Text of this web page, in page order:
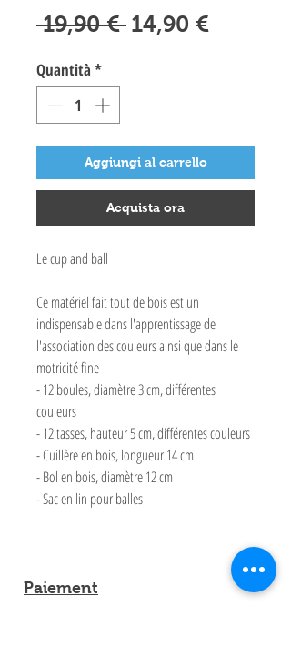
19,90 € Prezzo
14,90 €
Quantità *
Aggiungi al carrello
Acquista ora
Le cup and ball
Ce matériel fait tout de bois est un
indispensable dans l'apprentissage de
l'association des couleurs ainsi que dans le
motricité fine
- 12 boules, diamètre 3 cm, différentes
couleurs
- 12 tasses, hauteur 5 cm, différentes couleurs
- Cuillère en bois, longueur 14 cm
- Bol en bois, diamètre 12 cm
- Sac en lin pour balles
Paiement